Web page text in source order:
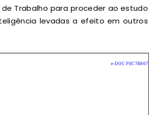
de
de Trabalho para proceder ao estudo
levadas a efeito em outros